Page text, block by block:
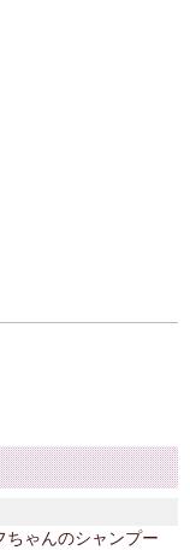
ちゃんのシャンプー